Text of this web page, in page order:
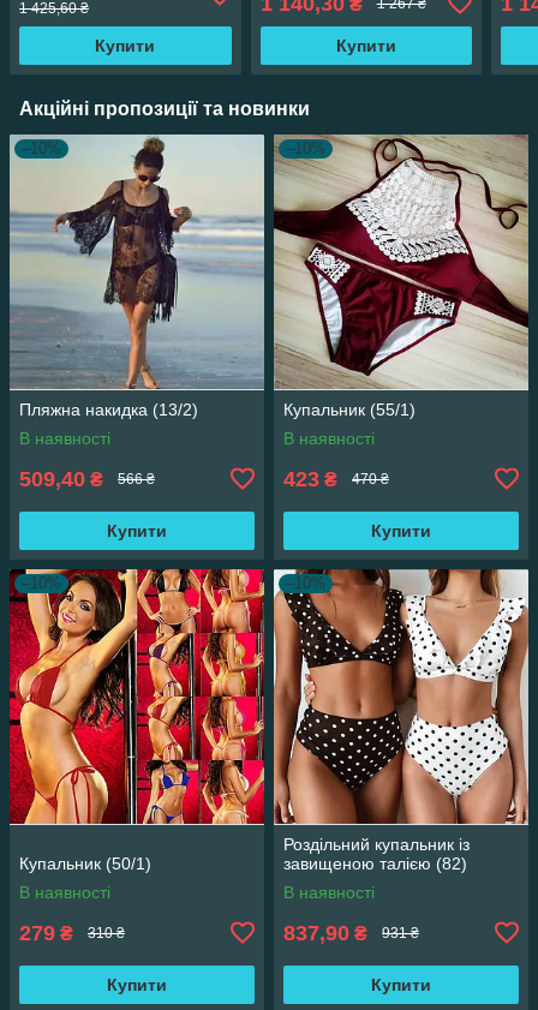
1 425,60 ₴
Купити
1 267 ₴
Купити
Акційні пропозиції та новинки
–10%
Пляжна накидка (13/2)
В наявності
509,40 ₴ 566 ₴
Купити
–10%
Купальник (55/1)
В наявності
423 ₴ 470 ₴
Купити
–10%
Купальник (50/1)
В наявності
279 ₴ 310 ₴
Купити
–10%
Роздільний купальник із
завищеною талією (82)
В наявності
837,90 ₴ 931 ₴
Купити